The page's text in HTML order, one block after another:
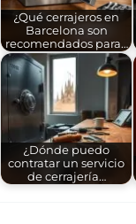
¿Qué cerrajeros en
Barcelona son
recomendados para…
¿Dónde puedo
contratar un servicio
de cerrajería…